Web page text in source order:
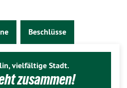
Beschlüsse
vielfältige Stadt.
zusammen!